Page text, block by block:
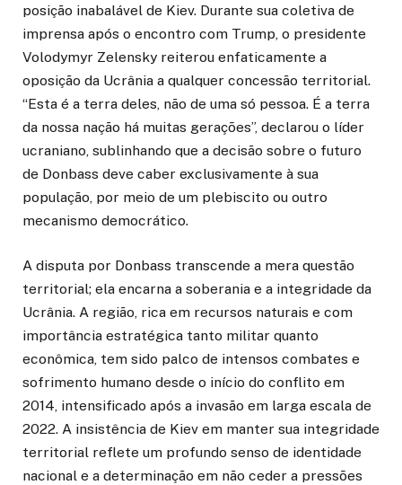
posição inabalável de Kiev. Durante sua coletiva de
imprensa após o encontro com Trump, o presidente
Volodymyr Zelensky reiterou enfaticamente a
oposição da Ucrânia a qualquer concessão territorial.
“Esta é a terra deles, não de uma só pessoa. É a terra
da nossa nação há muitas gerações”, declarou o líder
ucraniano, sublinhando que a decisão sobre o futuro
de Donbass deve caber exclusivamente à sua
população, por meio de um plebiscito ou outro
mecanismo democrático.
A disputa por Donbass transcende a mera questão
territorial; ela encarna a soberania e a integridade da
Ucrânia. A região, rica em recursos naturais e com
importância estratégica tanto militar quanto
econômica, tem sido palco de intensos combates e
sofrimento humano desde o início do conflito em
2014, intensificado após a invasão em larga escala de
2022. A insistência de Kiev em manter sua integridade
territorial reflete um profundo senso de identidade
nacional e a determinação em não ceder a pressões